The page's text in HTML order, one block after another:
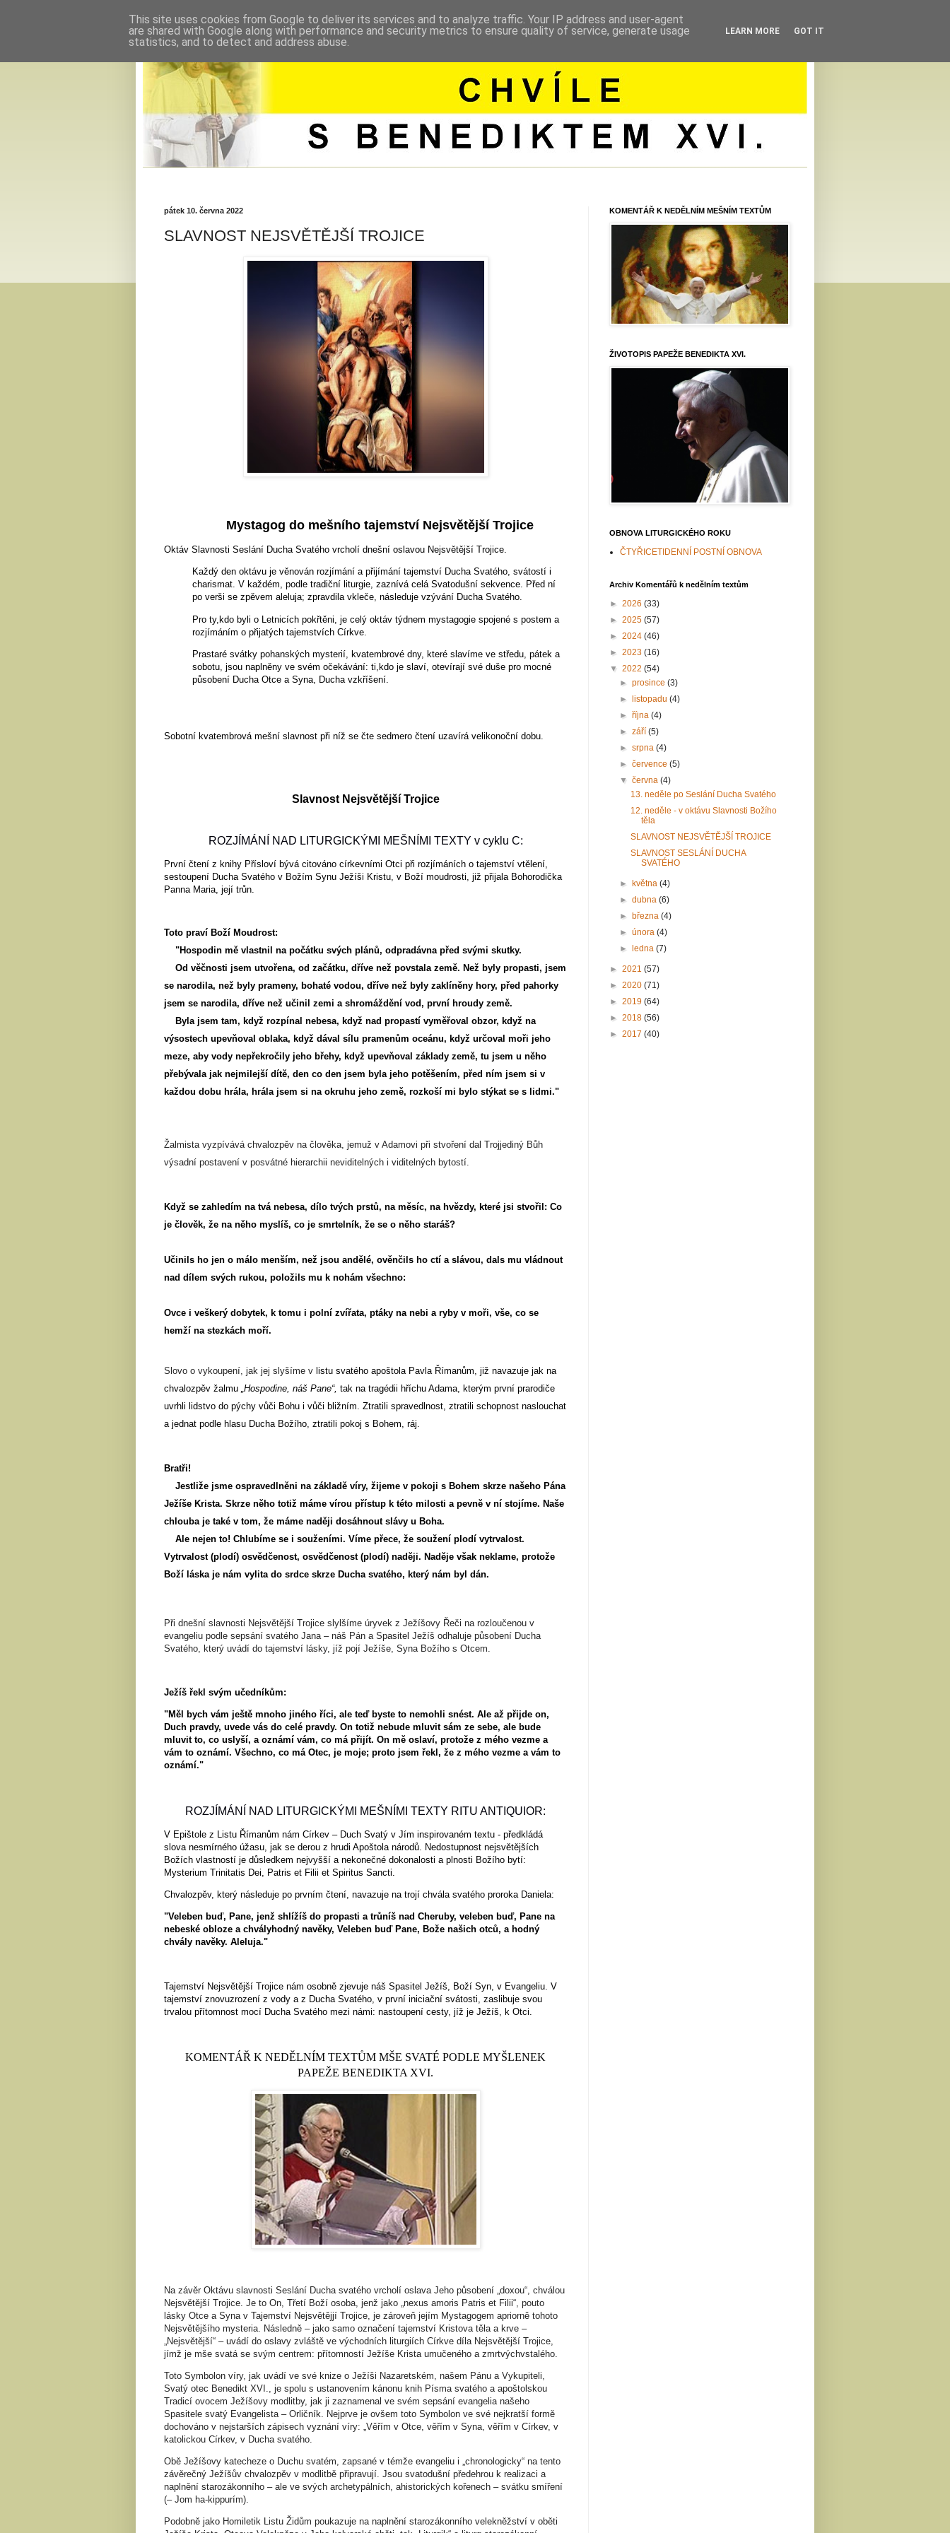
pátek 10. června 2022
SLAVNOST NEJSVĚTĚJŠÍ TROJICE
Mystagog do mešního tajemství Nejsvětější Trojice
Oktáv Slavnosti Seslání Ducha Svatého vrcholí dnešní oslavou Nejsvětější Trojice.
Každý den oktávu je věnován rozjímání a přijímání tajemství Ducha Svatého, svátostí i
charismat. V každém, podle tradiční liturgie, zaznívá celá Svatodušní sekvence. Před ní
po verši se zpěvem aleluja; zpravdila vkleče, následuje vzývání Ducha Svatého.
Pro ty,kdo byli o Letnicích pokřtěni, je celý oktáv týdnem mystagogie spojené s postem a
rozjímáním o přijatých tajemstvích Církve.
Prastaré svátky pohanských mysterií, kvatembrové dny, které slavíme ve středu, pátek a
sobotu, jsou naplněny ve svém očekávání: ti,kdo je slaví, otevírají své duše pro mocné
působení Ducha Otce a Syna, Ducha vzkříšení.
Sobotní kvatembrová mešní slavnost při níž se čte sedmero čtení uzavírá velikonoční dobu.
Slavnost Nejsvětější Trojice
ROZJÍMÁNÍ NAD LITURGICKÝMI MEŠNÍMI TEXTY v cyklu C:
První čtení z knihy Přísloví bývá citováno církevními Otci při rozjímáních o tajemství vtělení,
sestoupení Ducha Svatého v Božím Synu Ježíši Kristu, v Boží moudrosti, již přijala Bohorodička
Panna Maria, její trůn.
Toto praví Boží Moudrost:
"Hospodin mě vlastnil na počátku svých plánů, odpradávna před svými skutky.
Od věčnosti jsem utvořena, od začátku, dříve než povstala země. Než byly propasti, jsem
se narodila, než byly prameny, bohaté vodou, dříve než byly zaklíněny hory, před pahorky
jsem se narodila, dříve než učinil zemi a shromáždění vod, první hroudy země.
Byla jsem tam, když rozpínal nebesa, když nad propastí vyměřoval obzor, když na
výsostech upevňoval oblaka, když dával sílu pramenům oceánu, když určoval moři jeho
meze, aby vody nepřekročily jeho břehy, když upevňoval základy země, tu jsem u něho
přebývala jak nejmilejší dítě, den co den jsem byla jeho potěšením, před ním jsem si v
každou dobu hrála, hrála jsem si na okruhu jeho země, rozkoší mi bylo stýkat se s lidmi."
Žalmista vyzpívává chvalozpěv na člověka, jemuž v Adamovi při stvoření dal Trojjediný Bůh
výsadní postavení v posvátné hierarchii neviditelných i viditelných bytostí.
Když se zahledím na tvá nebesa, dílo tvých prstů, na měsíc, na hvězdy, které jsi stvořil: Co
je člověk, že na něho myslíš, co je smrtelník, že se o něho staráš?
Učinils ho jen o málo menším, než jsou andělé, ověnčils ho ctí a slávou, dals mu vládnout
nad dílem svých rukou, položils mu k nohám všechno:
Ovce i veškerý dobytek, k tomu i polní zvířata, ptáky na nebi a ryby v moři, vše, co se
hemží na stezkách moří.
Slovo o vykoupení, jak jej slyšíme v listu svatého apoštola Pavla Římanům, již navazuje jak na
chvalozpěv žalmu „Hospodine, náš Pane“, tak na tragédii hříchu Adama, kterým první prarodiče
uvrhli lidstvo do pýchy vůči Bohu i vůči bližním. Ztratili spravedlnost, ztratili schopnost naslouchat
a jednat podle hlasu Ducha Božího, ztratili pokoj s Bohem, ráj.
Bratři!
Jestliže jsme ospravedlněni na základě víry, žijeme v pokoji s Bohem skrze našeho Pána
Ježíše Krista. Skrze něho totiž máme vírou přístup k této milosti a pevně v ní stojíme. Naše
chlouba je také v tom, že máme naději dosáhnout slávy u Boha.
Ale nejen to! Chlubíme se i souženími. Víme přece, že soužení plodí vytrvalost.
Vytrvalost (plodí) osvědčenost, osvědčenost (plodí) naději. Naděje však neklame, protože
Boží láska je nám vylita do srdce skrze Ducha svatého, který nám byl dán.
Při dnešní slavnosti Nejsvětější Trojice slylšíme úryvek z Ježíšovy Řeči na rozloučenou v
evangeliu podle sepsání svatého Jana – náš Pán a Spasitel Ježíš odhaluje působení Ducha
Svatého, který uvádí do tajemství lásky, jíž pojí Ježíše, Syna Božího s Otcem.
Ježíš řekl svým učedníkům:
"Měl bych vám ještě mnoho jiného říci, ale teď byste to nemohli snést. Ale až přijde on,
Duch pravdy, uvede vás do celé pravdy. On totiž nebude mluvit sám ze sebe, ale bude
mluvit to, co uslyší, a oznámí vám, co má přijít. On mě oslaví, protože z mého vezme a
vám to oznámí. Všechno, co má Otec, je moje; proto jsem řekl, že z mého vezme a vám to
oznámí."
ROZJÍMÁNÍ NAD LITURGICKÝMI MEŠNÍMI TEXTY RITU ANTIQUIOR:
V Epištole z Listu Římanům nám Církev – Duch Svatý v Jím inspirovaném textu - předkládá
slova nesmírného úžasu, jak se derou z hrudi Apoštola národů. Nedostupnost nejsvětějších
Božích vlastností je důsledkem nejvyšší a nekonečné dokonalosti a plnosti Božího bytí:
Mysterium Trinitatis Dei, Patris et Filii et Spiritus Sancti.
Chvalozpěv, který následuje po prvním čtení, navazuje na trojí chvála svatého proroka Daniela:
"Veleben buď, Pane, jenž shlížíš do propasti a trůníš nad Cheruby, veleben buď, Pane na
nebeské obloze a chvályhodný navěky, Veleben buď Pane, Bože našich otců, a hodný
chvály navěky. Aleluja."
Tajemství Nejsvětější Trojice nám osobně zjevuje náš Spasitel Ježíš, Boží Syn, v Evangeliu. V
tajemství znovuzrození z vody a z Ducha Svatého, v první iniciační svátosti, zaslibuje svou
trvalou přítomnost mocí Ducha Svatého mezi námi: nastoupení cesty, jíž je Ježíš, k Otci.
KOMENTÁŘ K NEDĚLNÍM TEXTŮM MŠE SVATÉ PODLE MYŠLENEK
PAPEŽE BENEDIKTA XVI.
Na závěr Oktávu slavnosti Seslání Ducha svatého vrcholí oslava Jeho působení „doxou“, chválou
Nejsvětější Trojice. Je to On, Třetí Boží osoba, jenž jako „nexus amoris Patris et Filii“, pouto
lásky Otce a Syna v Tajemství Nejsvětějjí Trojice, je zároveň jejím Mystagogem apriorně tohoto
Nejsvětějšího mysteria. Následně – jako samo označení tajemství Kristova těla a krve –
„Nejsvětější“ – uvádí do oslavy zvláště ve východních liturgiích Církve díla Nejsvětější Trojice,
jímž je mše svatá se svým centrem: přítomností Ježíše Krista umučeného a zmrtvýchvstalého.
Toto Symbolon víry, jak uvádí ve své knize o Ježíši Nazaretském, našem Pánu a Vykupiteli,
Svatý otec Benedikt XVI., je spolu s ustanovením kánonu knih Písma svatého a apoštolskou
Tradicí ovocem Ježíšovy modlitby, jak ji zaznamenal ve svém sepsání evangelia našeho
Spasitele svatý Evangelista – Orličník. Nejprve je ovšem toto Symbolon ve své nejkratší formě
dochováno v nejstarších zápisech vyznání víry: „Věřím v Otce, věřím v Syna, věřím v Církev, v
katolickou Církev, v Ducha svatého.
Obě Ježíšovy katecheze o Duchu svatém, zapsané v témže evangeliu i „chronologicky“ na tento
závěrečný Ježíšův chvalozpěv v modlitbě připravují. Jsou svatodušní předehrou k realizaci a
naplnění starozákonního – ale ve svých archetypálních, ahistorických kořenech – svátku smíření
(– Jom ha-kippurím).
Podobně jako Homiletik Listu Židům poukazuje na naplnění starozákonního velekněžství v oběti
KOMENTÁŘ K NEDĚLNÍM MEŠNÍM TEXTŮM
ŽIVOTOPIS PAPEŽE BENEDIKTA XVI.
OBNOVA LITURGICKÉHO ROKU
ČTYŘICETIDENNÍ POSTNÍ OBNOVA
Archiv Komentářů k nedělním textům
► 2026 (33)
► 2025 (57)
► 2024 (46)
► 2023 (16)
▼ 2022 (54)
►prosince(3)
►
listopadu(4)
►října(4)
►září(5)
►srpna(4)
►července(5)
▼června(4)
13. neděle po Seslání Ducha Svatého
12. neděle - v oktávu Slavnosti Božího
těla
SLAVNOST NEJSVĚTĚJŠÍ TROJICE
SLAVNOST SESLÁNÍ DUCHA
SVATÉHO
► května(4)
►dubna(6)
► března(4)
►února(4)
►
ledna(7)
► 2021 (57)
► 2020 (71)
► 2019 (64)
► 2018 (56)
► 2017 (40)
This site uses cookies from Google to deliver its services and to analyze traffic. Your IP address and user-agent
are shared with Google along with performance and security metrics to ensure quality of service, generate usage
statistics, and to detect and address abuse.
LEARN MORE GOT IT